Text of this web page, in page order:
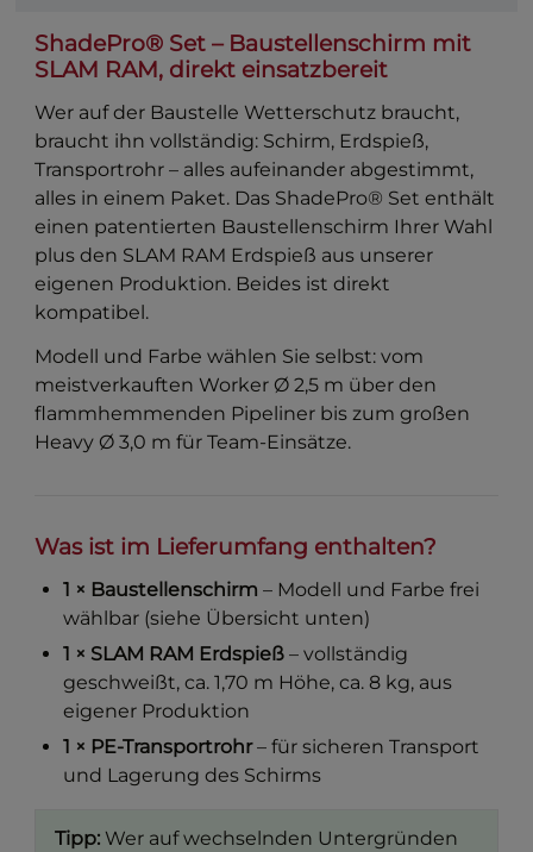
ShadePro® Set – Baustellenschirm mit
SLAM RAM, direkt einsatzbereit
Wer auf der Baustelle Wetterschutz braucht,
braucht ihn vollständig: Schirm, Erdspieß,
Transportrohr – alles aufeinander abgestimmt,
alles in einem Paket. Das ShadePro® Set enthält
einen patentierten Baustellenschirm Ihrer Wahl
plus den SLAM RAM Erdspieß aus unserer
eigenen Produktion. Beides ist direkt
kompatibel.
Modell und Farbe wählen Sie selbst: vom
meistverkauften Worker Ø 2,5 m über den
flammhemmenden Pipeliner bis zum großen
Heavy Ø 3,0 m für Team-Einsätze.
Was ist im Lieferumfang enthalten?
1 × Baustellenschirm – Modell und Farbe frei
wählbar (siehe Übersicht unten)
1 × SLAM RAM Erdspieß – vollständig
geschweißt, ca. 1,70 m Höhe, ca. 8 kg, aus
eigener Produktion
1 × PE-Transportrohr– für sicheren Transport
und Lagerung des Schirms
Tipp: Wer auf wechselnden Untergründen